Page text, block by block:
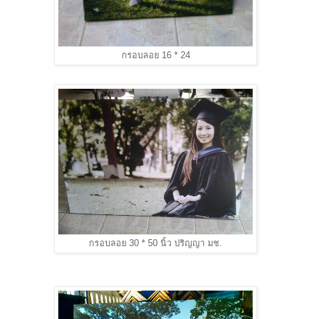
กรอบลอย 16 * 24
กรอบลอย 30 * 50 นิ้ว ปริญญา มช.